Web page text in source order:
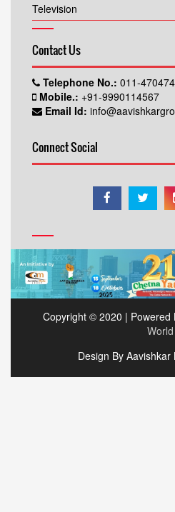
Television
Contact Us
Telephone No.: 011-
Mobile.: +91-9990114567
Email Id:
Connect Social
Copyright © 2020 | Powered
World
Design By